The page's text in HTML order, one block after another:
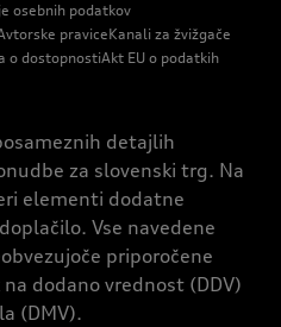
osebnih podatkov
praviceKanali za žvižgače
o dostopnostiAkt EU o podatkih
detajlih
za slovenski trg. Na
elementi dodatne
Vse navedene
priporočene
dodano vrednost (DDV)
(DMV).